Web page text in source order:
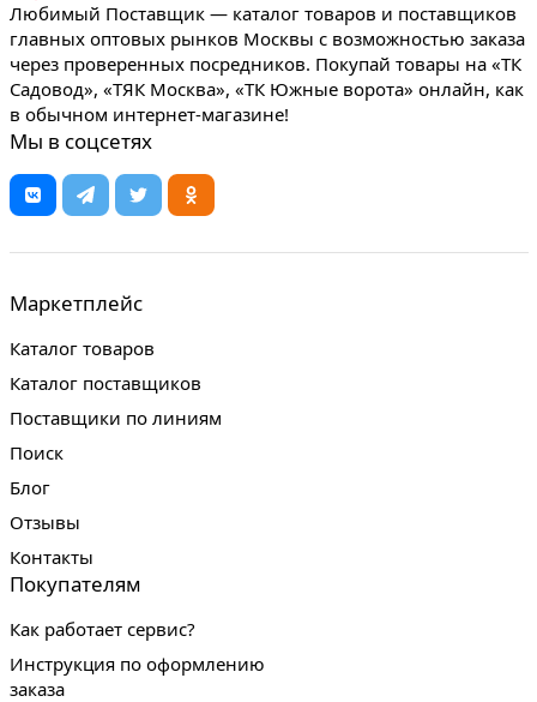
Любимый Поставщик — каталог товаров и поставщиков
главных оптовых рынков Москвы с возможностью заказа
через проверенных посредников. Покупай товары на «ТК
Садовод», «ТЯК Москва», «ТК Южные ворота» онлайн, как
в обычном интернет-магазине!
Мы в соцсетях
Маркетплейс
Каталог товаров
Каталог поставщиков
Поставщики по линиям
Поиск
Блог
Отзывы
Контакты
Покупателям
Как работает сервис?
Инструкция по оформлению
заказа